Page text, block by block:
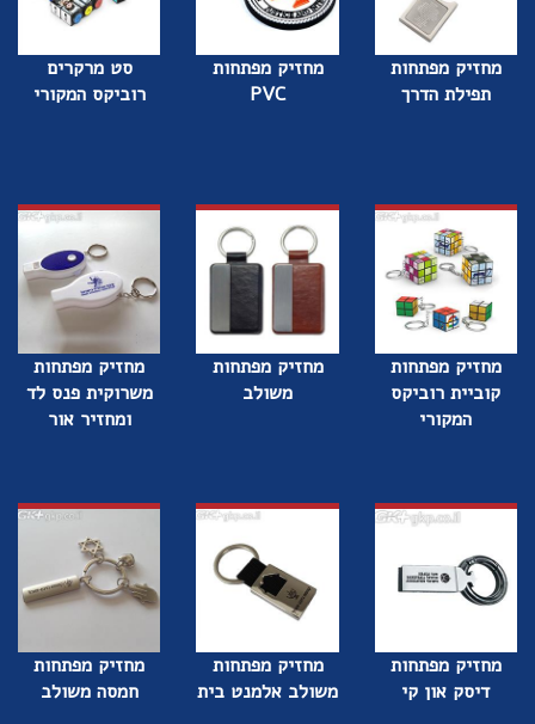
מחזיק מפתחות
תפילת הדרך
מחזיק מפתחות
PVC
סט מרקרים
רוביקס המקורי
מחזיק מפתחות
קוביית רוביקס
המקורי
מחזיק מפתחות
משולב
מחזיק מפתחות
משרוקית פנס לד
ומחזיר אור
מחזיק מפתחות
דיסק און קי
מחזיק מפתחות
משולב אלמנט בית
מחזיק מפתחות
חמסה משולב